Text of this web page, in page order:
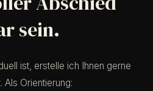
sein.
ist, erstelle ich Ihnen gerne
Als Orientierung: